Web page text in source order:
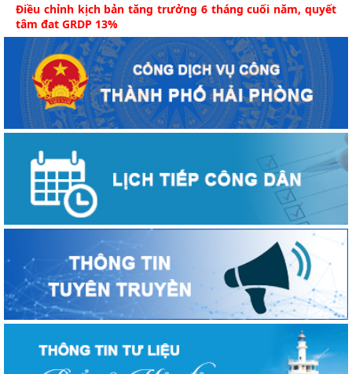
Điều chỉnh kịch bản tăng trưởng 6 tháng cuối năm, quyết
tâm đạt GRDP 13%